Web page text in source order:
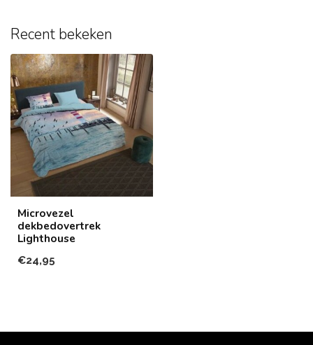
Recent bekeken
Microvezel
dekbedovertrek
Lighthouse
€24,95